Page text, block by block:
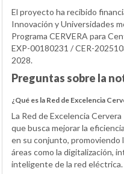
El proyecto ha recibido
Innovación y Universidades
Programa CERVERA para
EXP-00180231 / CER-
2028.
Preguntas sobre la
¿Qué es la Red de Excelencia
La Red de Excelencia
que busca mejorar la
en su conjunto, promoviendo
áreas como la digitalización,
inteligente de la red eléctrica.